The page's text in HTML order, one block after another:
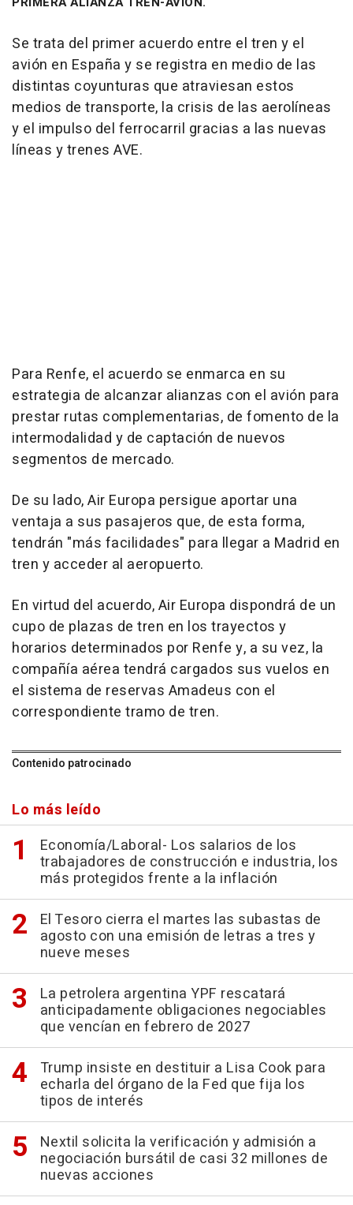
Se trata del primer acuerdo entre el tren y el
avión en España y se registra en medio de las
distintas coyunturas que atraviesan estos
medios de transporte, la crisis de las aerolíneas
y el impulso del ferrocarril gracias a las nuevas
líneas y trenes AVE.
Para Renfe, el acuerdo se enmarca en su
estrategia de alcanzar alianzas con el avión para
prestar rutas complementarias, de fomento de la
intermodalidad y de captación de nuevos
segmentos de mercado.
De su lado, Air Europa persigue aportar una
ventaja a sus pasajeros que, de esta forma,
tendrán "más facilidades" para llegar a Madrid en
tren y acceder al aeropuerto.
En virtud del acuerdo, Air Europa dispondrá de un
cupo de plazas de tren en los trayectos y
horarios determinados por Renfe y, a su vez, la
compañía aérea tendrá cargados sus vuelos en
el sistema de reservas Amadeus con el
correspondiente tramo de tren.
Contenido patrocinado
Lo más leído
Economía/Laboral- Los salarios de los
trabajadores de construcción e industria, los
más protegidos frente a la inflación
El Tesoro cierra el martes las subastas de
agosto con una emisión de letras a tres y
nueve meses
La petrolera argentina YPF rescatará
anticipadamente obligaciones negociables
que vencían en febrero de 2027
Trump insiste en destituir a Lisa Cook para
echarla del órgano de la Fed que fija los
tipos de interés
Nextil solicita la verificación y admisión a
negociación bursátil de casi 32 millones de
nuevas acciones